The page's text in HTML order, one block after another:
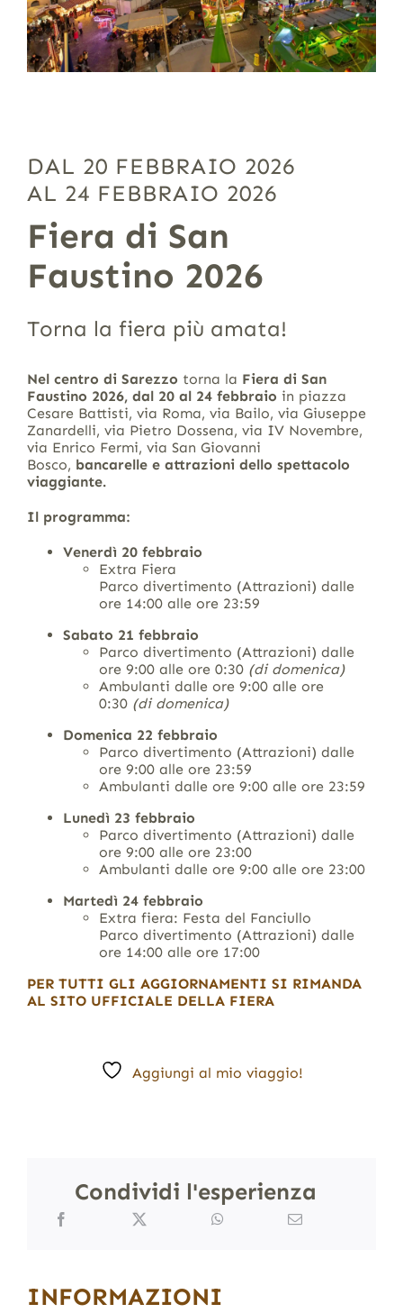
DAL 20 FEBBRAIO 2026
AL 24 FEBBRAIO 2026
Fiera di San
Faustino 2026
Torna la fiera più amata!
Nel centro di Sarezzo torna la Fiera di San
Faustino 2026, dal 20 al 24 febbraio in piazza
Cesare Battisti, via Roma, via Bailo, via Giuseppe
Zanardelli, via Pietro Dossena, via IV Novembre,
via Enrico Fermi, via San Giovanni
Bosco, bancarelle e attrazioni dello spettacolo
viaggiante.
Il programma:
Venerdì 20 febbraio
Extra Fiera
Parco divertimento (Attrazioni) dalle
ore 14:00 alle ore 23:59
Sabato 21 febbraio
Parco divertimento (Attrazioni) dalle
ore 9:00 alle ore 0:30(di domenica)
Ambulanti dalle ore 9:00 alle ore
0:30(di domenica)
Domenica 22 febbraio
Parco divertimento (Attrazioni) dalle
ore 9:00 alle ore 23:59
Ambulanti dalle ore 9:00 alle ore 23:59
Lunedì 23 febbraio
Parco divertimento (Attrazioni) dalle
ore 9:00 alle ore 23:00
Ambulanti dalle ore 9:00 alle ore 23:00
Martedì 24 febbraio
Extra fiera: Festa del Fanciullo
Parco divertimento (Attrazioni) dalle
ore 14:00 alle ore 17:00
PER TUTTI GLI AGGIORNAMENTI SI RIMANDA
AL SITO UFFICIALE DELLA FIERA
Aggiungi al mio viaggio!
Condividi l'esperienza
INFORMAZIONI